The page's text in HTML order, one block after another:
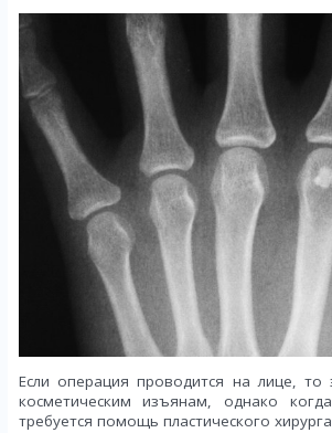
Если операция проводится на лице,
косметическим изъянам, однако
требуется помощь пластического